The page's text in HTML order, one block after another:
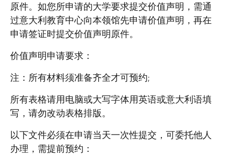
原件。如您所申请的大学要求提交价值声明，需通
过意大利教育中心向本领馆先申请价值声明，再在
申请签证时提交价值声明原件。
价值声明申请要求：
注：所有材料须准备齐全才可预约;
所有表格请用电脑或大写字体用英语或意大利语填
写，请勿改动表格排版。
以下文件必须在申请当天一次性提交，可委托他人
办理，需提前预约：